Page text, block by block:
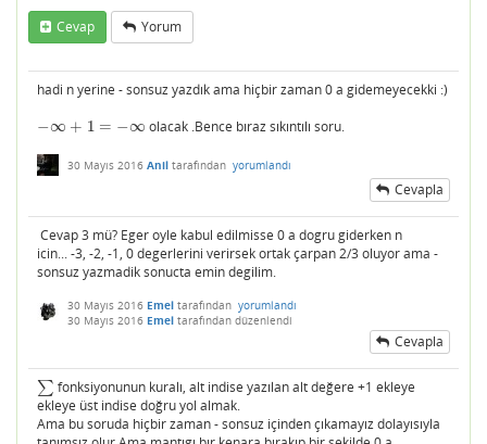
Cevap Yorum
hadi n yerine - sonsuz yazdık ama hiçbir zaman 0 a gidemeyecekki :)
−∞ + 1 = −∞
−∞+1 =− ∞ olacak .Bence bıraz sıkıntılı soru.
30 Mayıs 2016 Anil tarafından yorumlandı
Cevapla
Cevap 3 mü? Eger oyle kabul edilmisse 0 a dogru giderken n
icin... -3, -2, -1, 0 degerlerini verirsek ortak çarpan 2/3 oluyor ama -
sonsuz yazmadik sonucta emin degilim.
30 Mayıs 2016 Emel tarafından yorumlandı
30 Mayıs 2016 Emel tarafından düzenlendi
Cevapla
∑
∑
fonksiyonunun kuralı, alt indise yazılan alt değere +1 ekleye
ekleye üst indise doğru yol almak.
Ama bu soruda hiçbir zaman - sonsuz içinden çıkamayız dolayısıyla